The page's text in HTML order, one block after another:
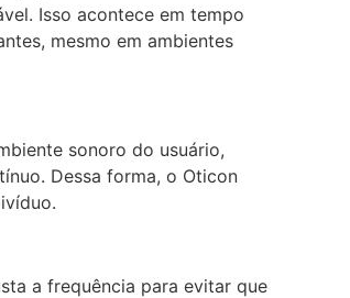
Isso acontece em tempo
mesmo em ambientes
sonoro do usuário,
Dessa forma, o Oticon
a frequência para evitar que